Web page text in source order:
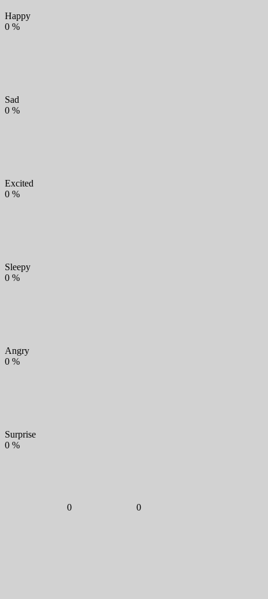
Happy
0 %
Sad
0 %
Excited
0 %
Sleepy
0 %
Angry
0 %
Surprise
0 %
0 0